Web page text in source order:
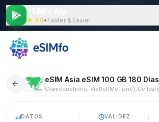
★ 4.9• Faster & Easier
eSIM Asia eSIM 100 GB 180 Días
DATOS VALIDEZ